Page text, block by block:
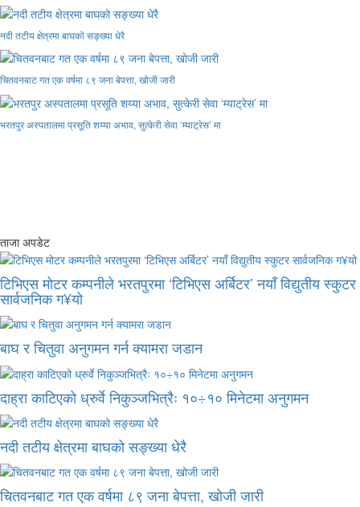
नदी तटीय क्षेत्रमा बाघको सङ्ख्या धेरै
चितवनबाट गत एक वर्षमा ८९ जना बेपत्ता, खोजी जारी
भरतपुर अस्पतालमा प्रसूति शय्या अभाव, सुत्केरी सेवा ‘म्याट्रेस’ मा
ताजा अपडेट
टिभिएस मोटर कम्पनीले भरतपुरमा ‘टिभिएस अर्बिटर’ नयाँ विद्युतीय स्कुटर
सार्वजनिक ग¥यो
बाघ र चितुवा अनुगमन गर्न क्यामरा जडान
दाह्रा काटिएको ध्रुर्वे निकुञ्जभित्रैः १०÷१० मिनेटमा अनुगमन
नदी तटीय क्षेत्रमा बाघको सङ्ख्या धेरै
चितवनबाट गत एक वर्षमा ८९ जना बेपत्ता, खोजी जारी